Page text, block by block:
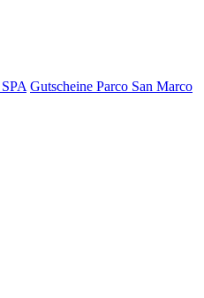
Gutscheine Parco San Marco